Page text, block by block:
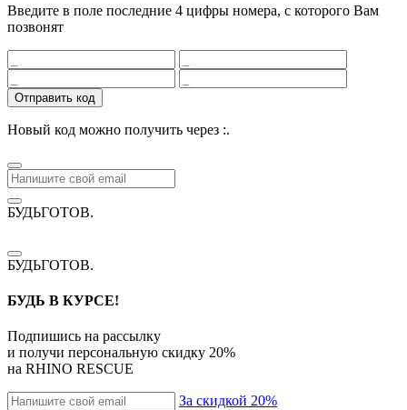
Введите в поле последние 4 цифры номера, с которого Вам
позвонят
Отправить код
Новый код можно получить через :.
БУДЬГОТОВ.
БУДЬГОТОВ.
БУДЬ В КУРСЕ!
Подпишись на рассылку
и получи персональную скидку 20%
на RHINO RESCUE
За скидкой 20%